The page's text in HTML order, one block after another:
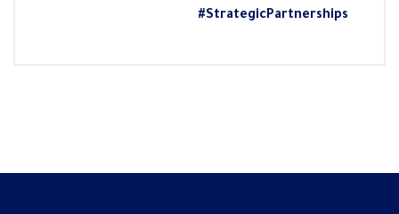
#StrategicPartnerships